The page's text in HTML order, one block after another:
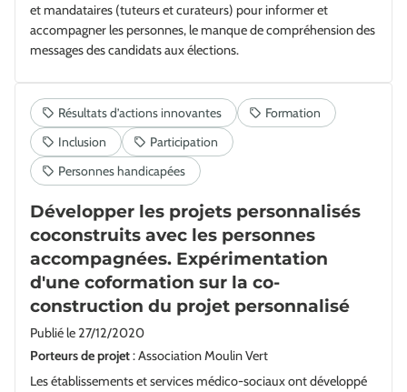
et mandataires (tuteurs et curateurs) pour informer et
accompagner les personnes, le manque de compréhension des
messages des candidats aux élections.
Développer les projets personnalisés
coconstruits avec les personnes
accompagnées. Expérimentation
d'une coformation sur la co-
construction du projet personnalisé
Publié le 27/12/2020
Porteurs de projet: Association Moulin Vert
Les établissements et services médico-sociaux ont développé